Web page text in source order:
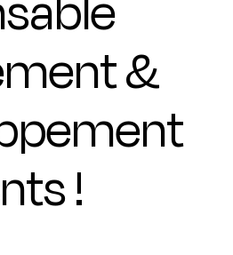
&
!